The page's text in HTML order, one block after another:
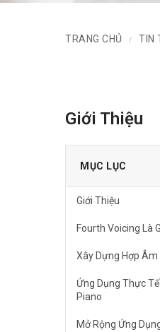
TRANG CHỦ / TIN
Giới Thiệu
MỤC LỤC
Giới Thiệu
Fourth Voicing Là
Xây Dựng Hợp
Ứng Dụng Thực
Piano
Mở Rộng Ứng